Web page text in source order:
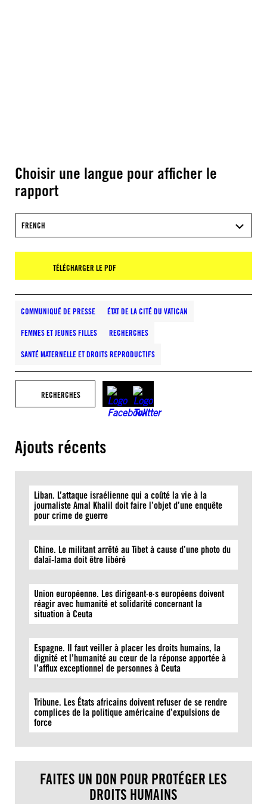
Choisir une langue pour afficher le
rapport
FRENCH
TÉLÉCHARGER LE PDF
COMMUNIQUÉ DE PRESSE ÉTAT DE LA CITÉ DU VATICAN
FEMMES ET JEUNES FILLES RECHERCHES
SANTÉ MATERNELLE ET DROITS REPRODUCTIFS
RECHERCHES
Ajouts récents
Liban. L’attaque israélienne qui a coûté la vie à la
journaliste Amal Khalil doit faire l’objet d’une enquête
pour crime de guerre
Chine. Le militant arrêté au Tibet à cause d’une photo du
dalaï-lama doit être libéré
Union européenne. Les dirigeant·e·s européens doivent
réagir avec humanité et solidarité concernant la
situation à Ceuta
Espagne. Il faut veiller à placer les droits humains, la
dignité et l’humanité au cœur de la réponse apportée à
l’afflux exceptionnel de personnes à Ceuta
Tribune. Les États africains doivent refuser de se rendre
complices de la politique américaine d’expulsions de
force
FAITES UN DON POUR PROTÉGER LES
DROITS HUMAINS